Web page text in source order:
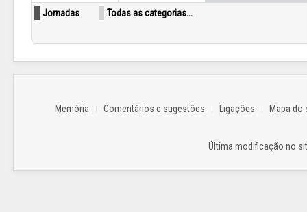
Jornadas Todas as categorias...
Memória Comentários e sugestões Ligações Mapa do
Última modificação no